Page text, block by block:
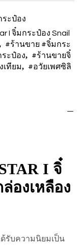
ระป๋อง
I จิ๋มกระป๋อง Snail
#ร้านขาย #จิ๋มกระ
ะป๋อง, #ร้านขายจิ๋
เทียม, #อวัยเพศซิลิ
I จิ๋
องเหลือง
รับความนิยมเป็น